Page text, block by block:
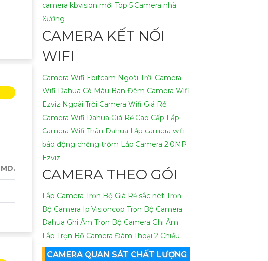
camera kbvision mới Top 5 Camera nhà
Xưởng
CAMERA KẾT NỐI
WIFI
Camera Wifi Ebitcam Ngoài Trời Camera
Wifi Dahua Có Màu Ban Đêm Camera Wifi
Ezviz Ngoài Trời Camera Wifi Giá Rẻ
Camera Wifi Dahua Giá Rẻ Cao Cấp Lắp
Camera Wifi Thân Dahua Lắp camera wifi
báo động chống trộm Lắp Camera 2.0MP
Ezviz
CAMERA THEO GÓI
Lắp Camera Trọn Bộ Giá Rẻ sắc nét Trọn
Bộ Camera Ip Visioncop Trọn Bộ Camera
Dahua Ghi Âm Trọn Bộ Camera Ghi Âm
Lắp Trọn Bộ Camera Đàm Thoại 2 Chiều
CAMERA QUAN SÁT CHẤT LƯỢNG